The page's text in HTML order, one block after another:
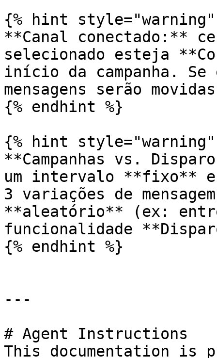
{% hint style="warning"
**Canal conectado:**
selecionado esteja
início da campanha.
mensagens serão
{% endhint %}
{% hint style="warning"
**Campanhas vs. Disparo
um intervalo **fixo**
3 variações de
**aleatório** (ex:
funcionalidade
{% endhint %}
---
# Agent Instructions
This documentation is